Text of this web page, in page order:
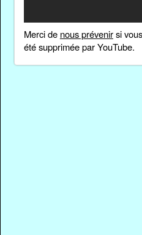
Merci de nous prévenirsi
été supprimée par YouTube.